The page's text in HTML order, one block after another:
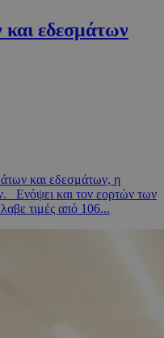
και εδεσμάτων
και εδεσμάτων, η
Ενόψει και τον εορτών των
τιμές από 106...